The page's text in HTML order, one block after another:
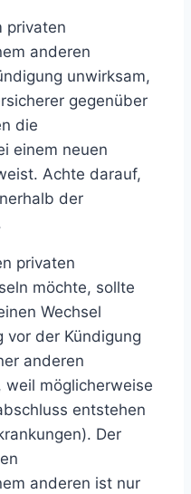
privaten
anderen
unwirksam,
gegenüber
die
einem neuen
Achte darauf,
der
privaten
möchte, sollte
Wechsel
der Kündigung
anderen
weil möglicherweise
entstehen
Der
anderen ist nur